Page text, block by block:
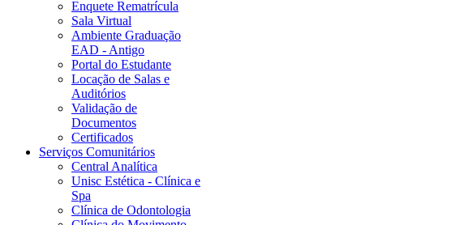
Enquete Rematrícula
Sala Virtual
Ambiente Graduação
EAD - Antigo
Portal do Estudante
Locação de Salas e
Auditórios
Validação de
Documentos
Certificados
Serviços Comunitários
Central Analítica
Unisc Estética - Clínica e
Spa
Clínica de Odontologia